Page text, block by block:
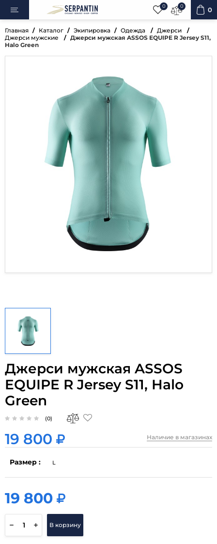
0 0 0
Главная Каталог Экипировка Одежда
Джерси
Джерси мужские
Джерси мужская ASSOS EQUIPE R Jersey S11,
Halo Green
Джерси мужская ASSOS
EQUIPE R Jersey S11, Halo
Green
(0)
19 800 Наличие в магазинах
Размер : L
19 800
19 800
В корзину